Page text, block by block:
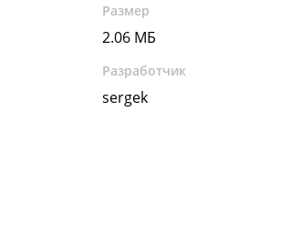
Размер
2.06 МБ
Разработчик
sergek